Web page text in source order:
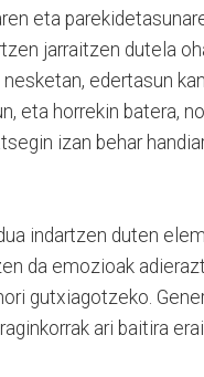
eta
jarraitzen dutela
edertasun
eta horrekin batera,
izan behar
indartzen duten
da emozioak
gutxiagotzeko.
ari baitira